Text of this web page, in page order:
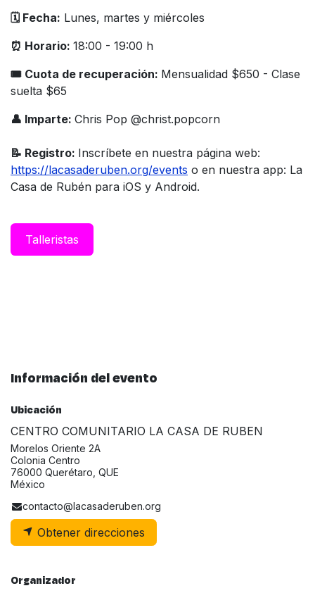
🗓️ Fecha: Lunes, martes y miércoles
⏰ Horario: 18:00 - 19:00 h
🎟 Cuota de recuperación: Mensualidad $650 - Clase
suelta $65
👤 Imparte: Chris Pop @christ.popcorn
📝 Registro: Inscríbete en nuestra página web:
https://lacasaderuben.org/events o en nuestra app: La
Casa de Rubén para iOS y Android.
Taller​istas
Información del evento
Ubicación
CENTRO COMUNITARIO LA CASA DE RUBEN
Morelos Oriente 2A
Colonia Centro
76000 Querétaro, QUE
México
contacto@lacasaderuben.org
Obtener direcciones
Organizador